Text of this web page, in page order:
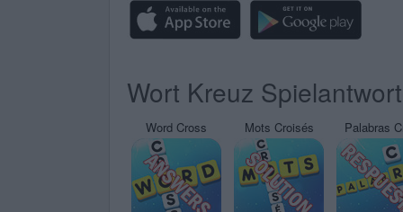
Wort Kreuz
Word Cross Mots Croisés Palabras